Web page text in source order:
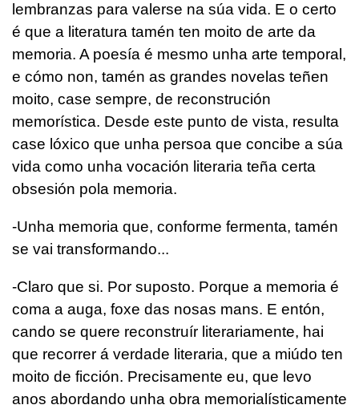
lembranzas para valerse na súa vida. E o certo
é que a literatura tamén ten moito de arte da
memoria. A poesía é mesmo unha arte temporal,
e cómo non, tamén as grandes novelas teñen
moito, case sempre, de reconstrución
memorística. Desde este punto de vista, resulta
case lóxico que unha persoa que concibe a súa
vida como unha vocación literaria teña certa
obsesión pola memoria.
-Unha memoria que, conforme fermenta, tamén
se vai transformando...
-Claro que si. Por suposto. Porque a memoria é
coma a auga, foxe das nosas mans. E entón,
cando se quere reconstruír literariamente, hai
que recorrer á verdade literaria, que a miúdo ten
moito de ficción. Precisamente eu, que levo
anos abordando unha obra memorialísticamente